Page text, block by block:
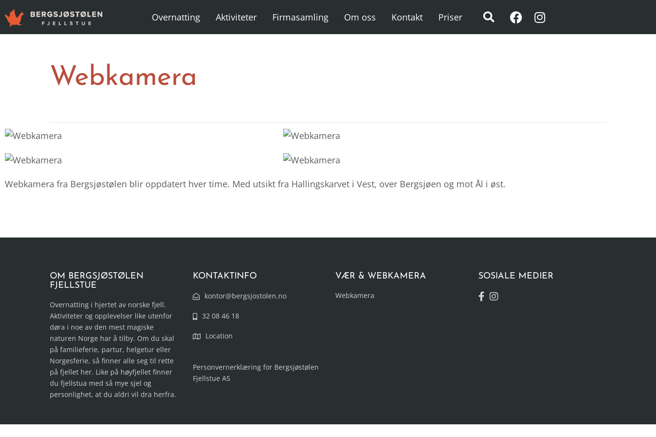
Overnatting Aktiviteter Firmasamling Om oss Kontakt Priser
Webkamera
Webkamera fra Bergsjøstølen blir oppdatert hver time. Med utsikt fra Hallingskarvet i Vest, over Bergsjøen og mot Ål i øst.
OM BERGSJØSTØLEN
FJELLSTUE
Overnatting i hjertet av norske fjell.
Aktiviteter og opplevelser like utenfor
døra i noe av den mest magiske
naturen Norge har å tilby. Om du skal
på familieferie, partur, helgetur eller
Norgesferie, så finner alle seg til rette
på fjellet her. Like på høyfjellet finner
du fjellstua med så mye sjel og
personlighet, at du aldri vil dra herfra.
KONTAKTINFO
kontor@bergsjostolen.no
32 08 46 18
Location
Personvernerklæring for Bergsjøstølen
Fjellstue AS
VÆR & WEBKAMERA
Webkamera
SOSIALE MEDIER